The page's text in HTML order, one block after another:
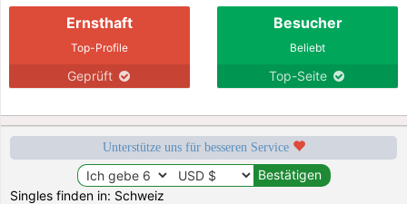
Ernsthaft
Top-Profile
Geprüft
Besucher
Beliebt
Top-Seite
Unterstütze uns für besseren Service
Singles finden in: Schweiz